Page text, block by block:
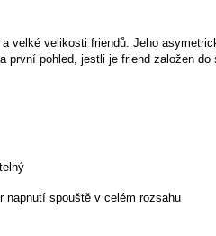
velké velikosti friendů. Jeho
první pohled, jestli je friend založen
napnutí spouště v celém rozsahu